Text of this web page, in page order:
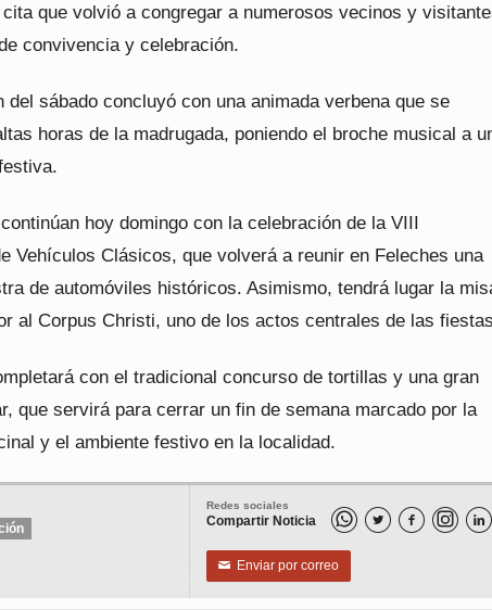
que volvió a congregar a numerosos vecinos y
convivencia y celebración.
del sábado concluyó con una animada verbena que se
horas de la madrugada, poniendo el broche musical a
hoy domingo con la celebración de la VIII
Vehículos Clásicos, que volverá a reunir en Feleches una
de automóviles históricos. Asimismo, tendrá lugar la
al Corpus Christi, uno de los actos centrales de las
con el tradicional concurso de tortillas y una gran
que servirá para cerrar un fin de semana marcado por la
y el ambiente festivo en la localidad.
Redes sociales
Compartir Noticia   
✉ Enviar por correo